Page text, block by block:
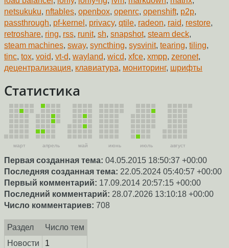
netsukuku, nftables, openbox, openrc, openshift, p2p,
passthrough, pf-kernel , privacy, qtile, radeon, raid, restore,
retroshare, ring, rss, runit, sh, snapshot, steam deck,
steam machines, sway, syncthing, sysvinit, tearing, tiling,
tinc, tox, void, vt-d, wayland, wicd, xfce, xmpp, zeronet,
децентрализация, клавиатура, мониторинг, шрифты
Статистика
март апрель май июнь июль август
Первая созданная тема: 04.05.2015 18:50:37 +00:00
Последняя созданная тема: 22.05.2024 05:40:57 +00:00
Первый комментарий: 17.09.2014 20:57:15 +00:00
Последний комментарий: 28.07.2026 13:10:18 +00:00
Число комментариев: 708
Раздел
Число тем
Новости
1